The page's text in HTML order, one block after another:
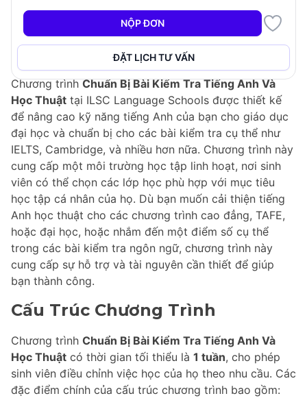
Tổng Quan Chương Trình
Chương trìnhChuẩn Bị Bài Kiểm Tra Tiếng Anh Và
Học Thuật tại ILSC Language Schools được thiết kế
để nâng cao kỹ năng tiếng Anh của bạn cho giáo dục
đại học và chuẩn bị cho các bài kiểm tra cụ thể như
IELTS, Cambridge, và nhiều hơn nữa. Chương trình này
cung cấp một môi trường học tập linh hoạt, nơi sinh
viên có thể chọn các lớp học phù hợp với mục tiêu
học tập cá nhân của họ. Dù bạn muốn cải thiện tiếng
Anh học thuật cho các chương trình cao đẳng, TAFE,
hoặc đại học, hoặc nhắm đến một điểm số cụ thể
trong các bài kiểm tra ngôn ngữ, chương trình này
cung cấp sự hỗ trợ và tài nguyên cần thiết để giúp
bạn thành công.
Cấu Trúc Chương Trình
Chương trình Chuẩn Bị Bài Kiểm Tra Tiếng Anh Và
Học Thuật có thời gian tối thiểu là 1 tuần, cho phép
sinh viên điều chỉnh việc học của họ theo nhu cầu. Các
đặc điểm chính của cấu trúc chương trình bao gồm:
NỘP ĐƠN
ĐẶT LỊCH TƯ VẤN